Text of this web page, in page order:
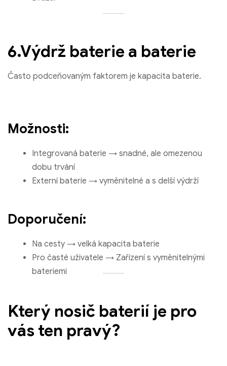
6.Výdrž baterie a baterie
Často podceňovaným faktorem je kapacita baterie.
Možnosti:
Integrovaná baterie → snadné, ale omezenou
dobu trvání
Externí baterie → vyměnitelné a s delší výdrží
Doporučení:
Na cesty → velká kapacita baterie
Pro časté uživatele → Zařízení s vyměnitelnými
bateriemi
Který nosič baterií je pro
vás ten pravý?